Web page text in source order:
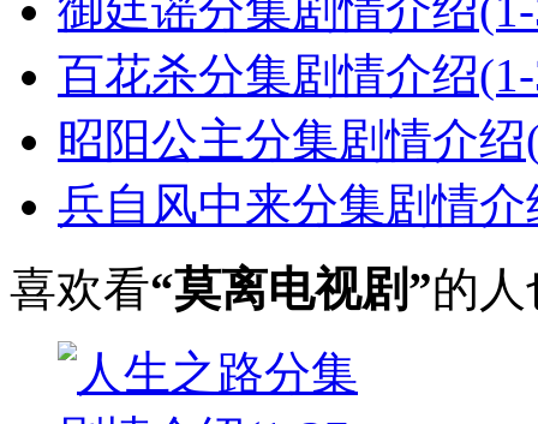
百花杀分集剧情介绍
昭阳公主分集剧情介
兵自风中来分集剧情
喜欢看“莫离电视剧”的